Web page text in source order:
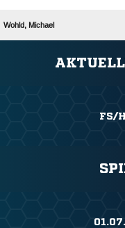
 
FS/